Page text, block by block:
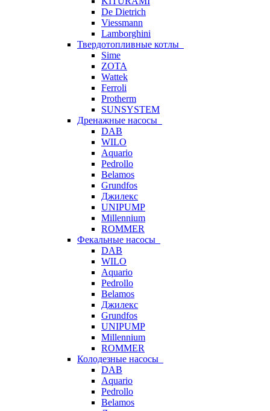
De Dietrich
Viessmann
Lamborghini
Твердотопливные котлы
Sime
ZOTA
Wattek
Ferroli
Protherm
SUNSYSTEM
Дренажные насосы
DAB
WILO
Aquario
Pedrollo
Belamos
Grundfos
Джилекс
UNIPUMP
Millennium
ROMMER
Фекальные насосы
DAB
WILO
Aquario
Pedrollo
Belamos
Джилекс
Grundfos
UNIPUMP
Millennium
ROMMER
Колодезные насосы
DAB
Aquario
Pedrollo
Belamos